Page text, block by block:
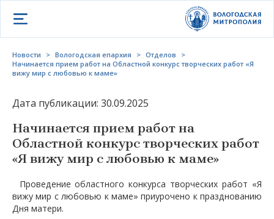
Открыть меню
Новости > Вологодская епархия > Отделов
>
Начинается прием работ на Областной конкурс творческих работ «Я
вижу мир с любовью к маме»
Дата публикации: 30.09.2025
Начинается прием работ на
Областной конкурс творческих работ
«Я вижу мир с любовью к маме»
Проведение областного конкурса творческих работ «Я
вижу мир с любовью к маме» приурочено к празднованию
Дня матери.